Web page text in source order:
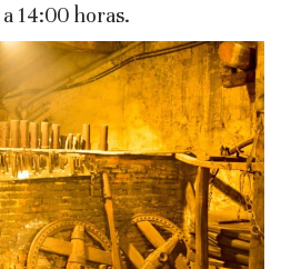
14:00 horas.